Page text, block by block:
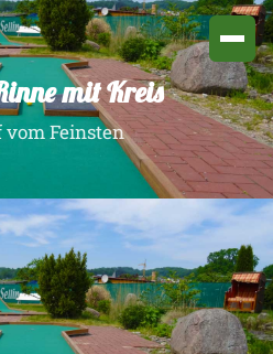
mit Kreis
Feinsten